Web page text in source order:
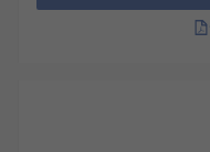
さまざまなメーカーが